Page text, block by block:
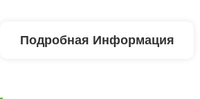
Подробная Информация